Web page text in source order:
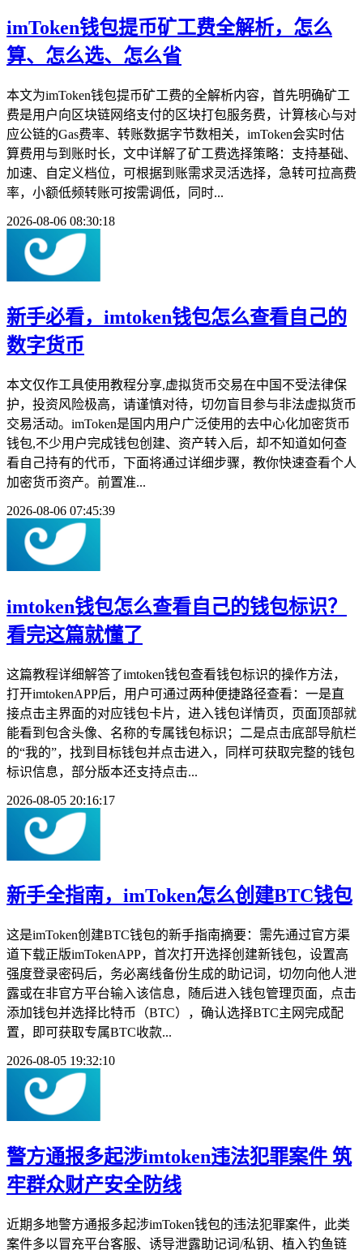
imToken钱包提币矿工费全解析，怎么
算、怎么选、怎么省
本文为imToken钱包提币矿工费的全解析内容，首先明确矿工
费是用户向区块链网络支付的区块打包服务费，计算核心与对
应公链的Gas费率、转账数据字节数相关，imToken会实时估
算费用与到账时长，文中详解了矿工费选择策略：支持基础、
加速、自定义档位，可根据到账需求灵活选择，急转可拉高费
率，小额低频转账可按需调低，同时...
2026-08-06 08:30:18
新手必看，imtoken钱包怎么查看自己的
数字货币
本文仅作工具使用教程分享,虚拟货币交易在中国不受法律保
护，投资风险极高，请谨慎对待，切勿盲目参与非法虚拟货币
交易活动。imToken是国内用户广泛使用的去中心化加密货币
钱包,不少用户完成钱包创建、资产转入后，却不知道如何查
看自己持有的代币，下面将通过详细步骤，教你快速查看个人
加密货币资产。前置准...
2026-08-06 07:45:39
imtoken钱包怎么查看自己的钱包标识？
看完这篇就懂了
这篇教程详细解答了imtoken钱包查看钱包标识的操作方法，
打开imtokenAPP后，用户可通过两种便捷路径查看：一是直
接点击主界面的对应钱包卡片，进入钱包详情页，页面顶部就
能看到包含头像、名称的专属钱包标识；二是点击底部导航栏
的“我的”，找到目标钱包并点击进入，同样可获取完整的钱包
标识信息，部分版本还支持点击...
2026-08-05 20:16:17
新手全指南，imToken怎么创建BTC钱包
这是imToken创建BTC钱包的新手指南摘要：需先通过官方渠
道下载正版imTokenAPP，首次打开选择创建新钱包，设置高
强度登录密码后，务必离线备份生成的助记词，切勿向他人泄
露或在非官方平台输入该信息，随后进入钱包管理页面，点击
添加钱包并选择比特币（BTC），确认选择BTC主网完成配
置，即可获取专属BTC收款...
2026-08-05 19:32:10
警方通报多起涉imtoken违法犯罪案件 筑
牢群众财产安全防线
近期多地警方通报多起涉imToken钱包的违法犯罪案件，此类
案件多以冒充平台客服、诱导泄露助记词/私钥、植入钓鱼链